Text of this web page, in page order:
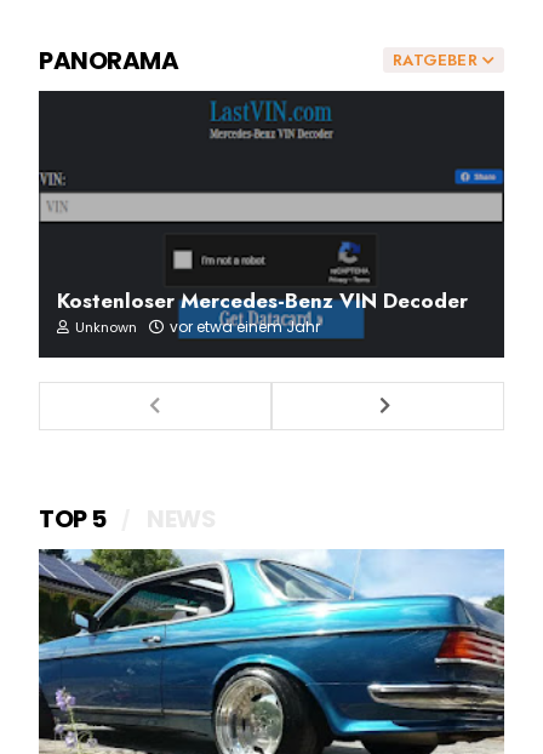
RATGEBER
PANORAMA
Kostenloser Mercedes-Benz VIN Decoder
Unknown vor etwa einem Jahr
TOP 5